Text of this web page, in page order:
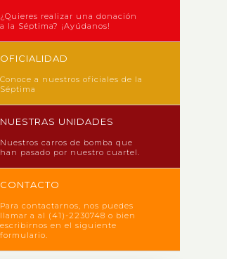
¿Quieres realizar una donación
a la Séptima? ¡Ayúdanos!
OFICIALIDAD
Conoce a nuestros oficiales de la
Séptima
NUESTRAS UNIDADES
Nuestros carros de bomba que
han pasado por nuestro cuartel.
CONTACTO
Para contactarnos, nos puedes
llamar a al (41)-2230748 o bien
escribirnos en el siguiente
formulario.